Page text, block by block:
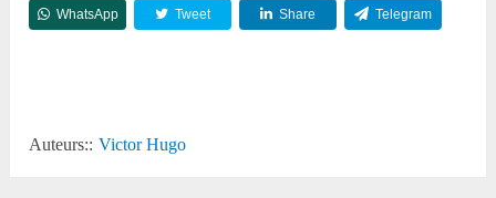
WhatsApp Tweet Share Telegram
Auteurs:: Victor Hugo